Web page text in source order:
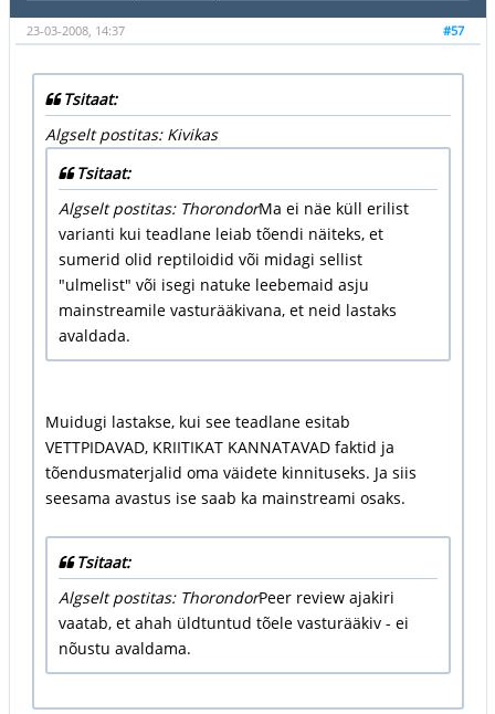
#57
23-03-2008, 14:37
Tsitaat:
Algselt postitas: Kivikas
Tsitaat:
Algselt postitas: ThorondorMa ei näe küll erilist
varianti kui teadlane leiab tõendi näiteks, et
sumerid olid reptiloidid või midagi sellist
"ulmelist" või isegi natuke leebemaid asju
mainstreamile vasturääkivana, et neid lastaks
avaldada.
Muidugi lastakse, kui see teadlane esitab
VETTPIDAVAD, KRIITIKAT KANNATAVAD faktid ja
tõendusmaterjalid oma väidete kinnituseks. Ja siis
seesama avastus ise saab ka mainstreami osaks.
Tsitaat:
Algselt postitas: ThorondorPeer review ajakiri
vaatab, et ahah üldtuntud tõele vasturääkiv - ei
nõustu avaldama.